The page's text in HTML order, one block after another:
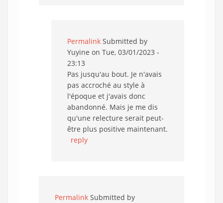
Permalink Submitted by
Yuyine on Tue, 03/01/2023 -
23:13
Pas jusqu'au bout. Je n'avais
pas accroché au style à
l'époque et j'avais donc
abandonné. Mais je me dis
qu'une relecture serait peut-
être plus positive maintenant.
reply
Permalink Submitted by